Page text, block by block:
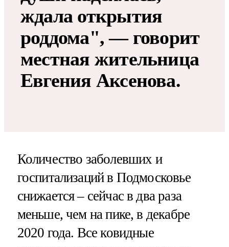
ждала открытия
роддома", — говорит
местная жительница
Евгения Аксенова.
Количество заболевших и
госпитализаций в Подмосковье
снижается – сейчас в два раза
меньше, чем на пике, в декабре
2020 года. Все ковидные